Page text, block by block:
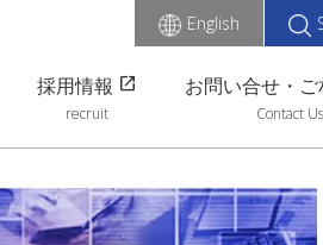
採用情報 open_in_new
recruit
お問い合せ・ご
Contact Us
English